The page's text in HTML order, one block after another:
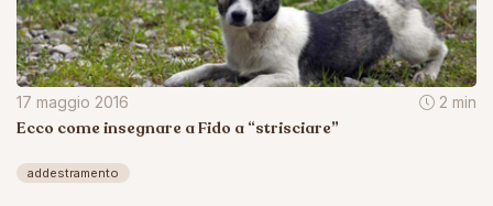
17 maggio 2016 2 min
Ecco come insegnare a Fido a “strisciare”
addestramento